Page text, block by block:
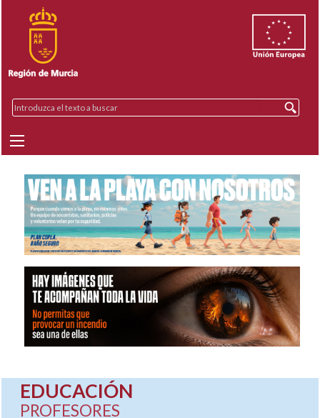
EDUCACIÓN
PROFESORES